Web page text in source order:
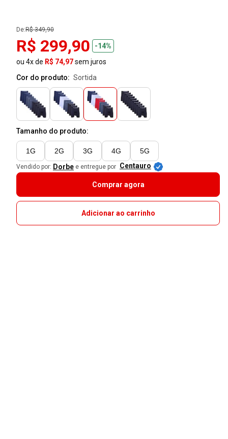
De:R$ 349,90
R$ 299,90
-14%
ou 4x de R$ 74,97sem juros
Cor do produto:
sortida
Tamanho do produto:
1G 2G 3G 4G 5G
Vendido por: Dorbe e entregue por Centauro
Comprar agora
Adicionar ao carrinho